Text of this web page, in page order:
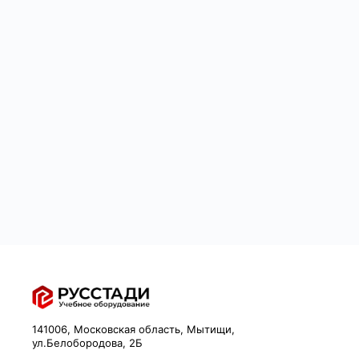
141006, Московская область, Мытищи,
ул.Белобородова, 2Б